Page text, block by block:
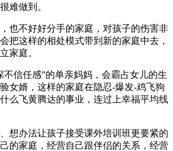
难做到。
也不好好分手的家庭，对孩子的伤害非
把这样的相处模式带到新的家庭中去，
家庭。
不信任感”的单亲妈妈，会霸占女儿的生
女婿，这样的家庭在隐忍-爆发-鸡飞狗
么飞黄腾达的事业，连过上幸福平均线
想办法让孩子接受课外培训班更要紧的
的家庭，经营自己跟伴侣的关系，经营